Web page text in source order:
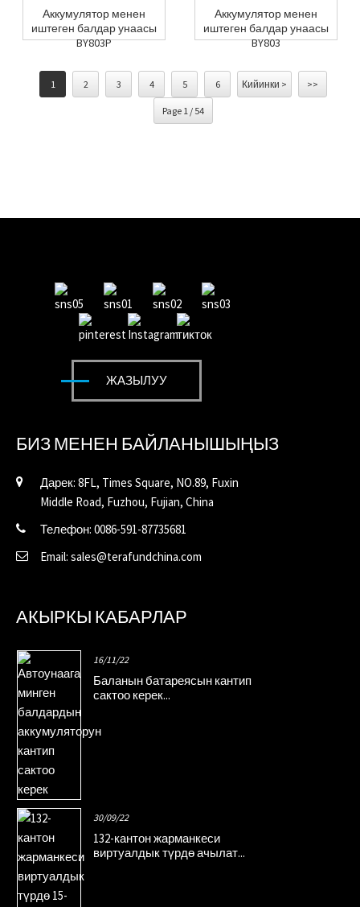
Аккумулятор менен
иштеген балдар унаасы
BY803P
Аккумулятор менен
иштеген балдар унаасы
BY803
1 2 3 4 5 6 Кийинки > >>
Page 1 / 54
ЖАЗЫЛУУ
БИЗ МЕНЕН БАЙЛАНЫШЫҢЫЗ
Дарек: 8FL, Times Square, NO.89, Fuxin
Middle Road, Fuzhou, Fujian, China
Телефон: 0086-591-87735681
Email: sales@terafundchina.com
АКЫРКЫ КАБАРЛАР
16/11/22
Баланын батареясын кантип
сактоо керек...
30/09/22
132-кантон жарманкеси
виртуалдык түрдө ачылат...